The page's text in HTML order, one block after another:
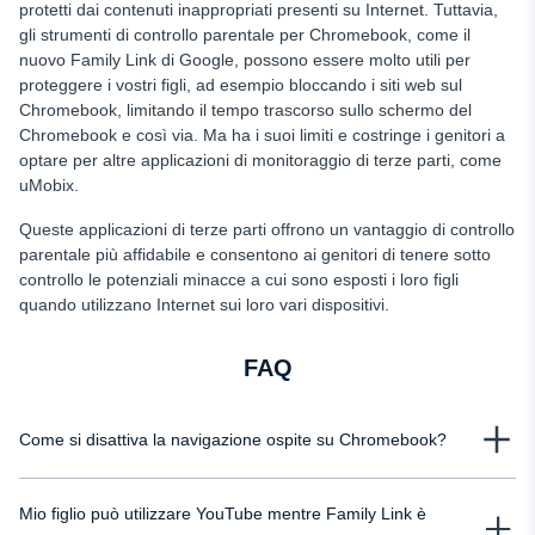
protetti dai contenuti inappropriati presenti su Internet. Tuttavia,
gli strumenti di controllo parentale per Chromebook, come il
nuovo Family Link di Google, possono essere molto utili per
proteggere i vostri figli, ad esempio bloccando i siti web sul
Chromebook, limitando il tempo trascorso sullo schermo del
Chromebook e così via. Ma ha i suoi limiti e costringe i genitori a
optare per altre applicazioni di monitoraggio di terze parti, come
uMobix.
Queste applicazioni di terze parti offrono un vantaggio di controllo
parentale più affidabile e consentono ai genitori di tenere sotto
controllo le potenziali minacce a cui sono esposti i loro figli
quando utilizzano Internet sui loro vari dispositivi.
FAQ
Come si disattiva la navigazione ospite su Chromebook?
figlio e volete disattivarla, procedete come segue:
Mio figlio può utilizzare YouTube mentre Family Link è